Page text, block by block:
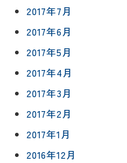
2017年7月
2017年6月
2017年5月
2017年4月
2017年3月
2017年2月
2017年1月
2016年12月